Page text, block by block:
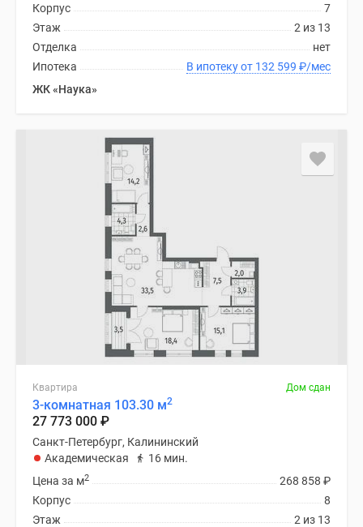
7
Корпус
2 из 13
Этаж
нет
Отделка
В ипотеку от 132 599 ₽/мес
Ипотека
ЖК «Наука»
Квартира Дом сдан
3-комнатная 103.30 м2
27 773 000 ₽
Санкт-Петербург, Калининский
Академическая
16 мин.
268 858 ₽
Цена за м2
8
Корпус
2 из 13
Этаж